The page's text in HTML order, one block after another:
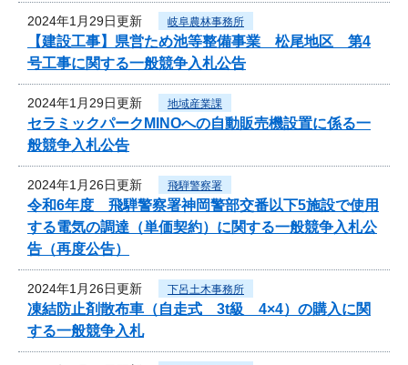
2024年1月29日更新 岐阜農林事務所
【建設工事】県営ため池等整備事業 松尾地区 第4
号工事に関する一般競争入札公告
2024年1月29日更新 地域産業課
セラミックパークMINOへの自動販売機設置に係る一
般競争入札公告
2024年1月26日更新 飛騨警察署
令和6年度 飛騨警察署神岡警部交番以下5施設で使用
する電気の調達（単価契約）に関する一般競争入札公
告（再度公告）
2024年1月26日更新 下呂土木事務所
凍結防止剤散布車（自走式 3t級 4×4）の購入に関
する一般競争入札